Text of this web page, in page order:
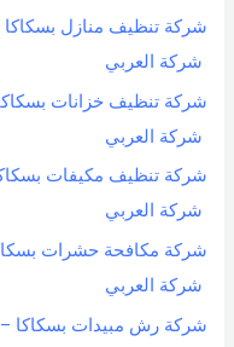
شركة العربي
شركة العربي
شركة العربي
شركة العربي